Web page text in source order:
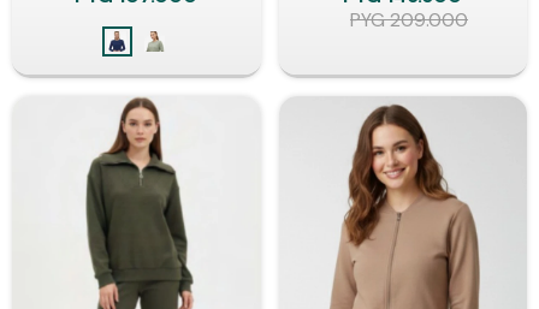
PYG209.000